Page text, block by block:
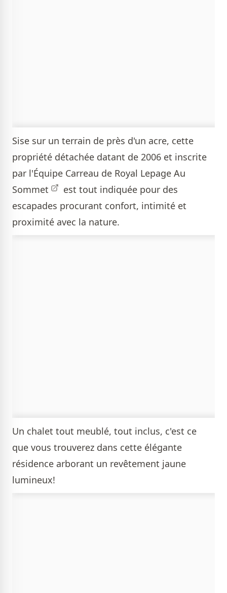
Sise sur un terrain de près d'un acre, cette
propriété détachée datant de 2006 et inscrite
par l'Équipe Carreau de Royal Lepage Au
Sommet
est tout indiquée pour des
escapades procurant confort, intimité et
proximité avec la nature.
Un chalet tout meublé, tout inclus, c'est ce
que vous trouverez dans cette élégante
résidence arborant un revêtement jaune
lumineux!